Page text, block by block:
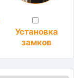
Установка
замков